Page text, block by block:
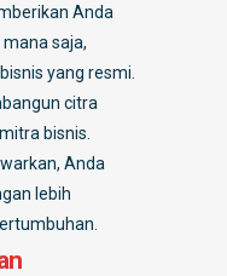
Anda
saja,
yang resmi.
citra
bisnis.
Anda
lebih